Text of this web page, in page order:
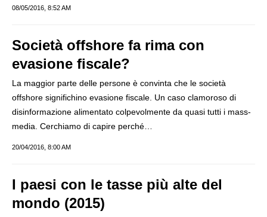
08/05/2016, 8:52 AM
Società offshore fa rima con
evasione fiscale?
La maggior parte delle persone è convinta che le società
offshore significhino evasione fiscale. Un caso clamoroso di
disinformazione alimentato colpevolmente da quasi tutti i mass-
media. Cerchiamo di capire perché…
20/04/2016, 8:00 AM
I paesi con le tasse più alte del
mondo (2015)